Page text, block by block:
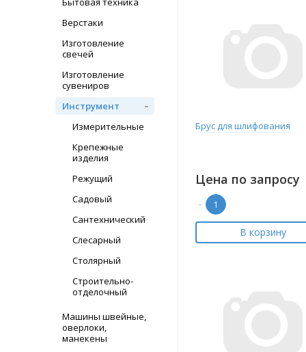
Верстаки
Изготовление
свечей
Изготовление
сувениров
Инструмент
Измерительные
Крепежные
изделия
Режущий
Садовый
Сантехнический
Слесарный
Столярный
Строительно-
отделочный
Машины швейные,
оверлоки,
манекены
Брус для шлифования
Цена по запросу
-
В корзину